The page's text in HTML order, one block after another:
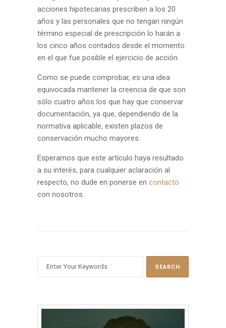
acciones hipotecarias prescriben a los 20
años y las personales que no tengan ningún
término especial de prescripción lo harán a
los cinco años contados desde el momento
en el que fue posible el ejercicio de acción.
Como se puede comprobar, es una idea
equivocada mantener la creencia de que son
sólo cuatro años los que hay que conservar
documentación, ya que, dependiendo de la
normativa aplicable, existen plazos de
conservación mucho mayores.
Esperamos que este artículo haya resultado
a su interés, para cualquier aclaración al
respecto, no dude en ponerse en contacto
con nosotros.